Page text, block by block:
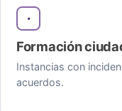
Formación
Instancias con
acuerdos.